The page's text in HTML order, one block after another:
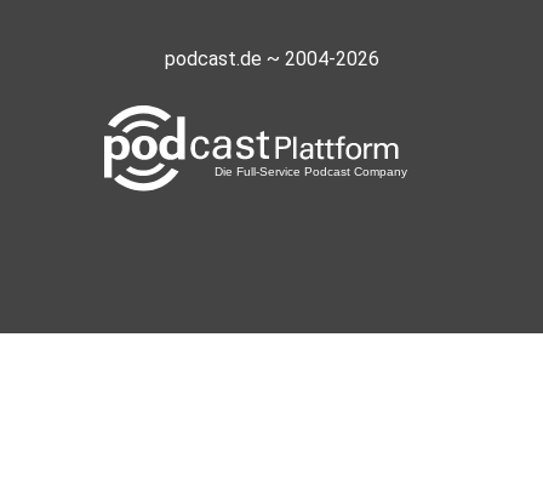
podcast.de ~ 2004-2026